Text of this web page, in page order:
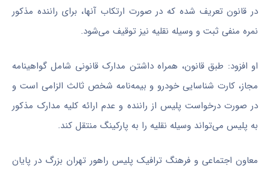
در قانون تعریف شده که در صورت ارتکاب آنها، برای راننده مذکور
نمره منفی ثبت و وسیله نقلیه نیز توقیف می‌شود.
او افزود: طبق قانون، همراه داشتن مدارک قانونی شامل گواهینامه
مجاز، کارت شناسایی خودرو و بیمه‌نامه شخص ثالث الزامی است و
در صورت درخواست پلیس از راننده و عدم ارائه کلیه مدارک مذکور
به پلیس می‌تواند وسیله نقلیه را به پارکینگ منتقل کند.
معاون اجتماعی و فرهنگ ترافیک پلیس راهور تهران بزرگ در پایان